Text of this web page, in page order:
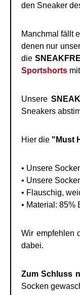
den Sneaker
Manchmal fällt
denen nur
die
Sportshorts
Unsere
Sneakers
Hier die "Must
• Unsere
• Unsere
• Flauschig,
• Material: 85%
Wir empfehlen
dabei.
Zum Schluss
Socken